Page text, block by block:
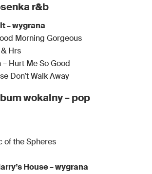
r&b
– wygrana
Morning Gorgeous
Hrs
Hurt Me So Good
Don’t Walk Away
wokalny – pop
of the Spheres
House – wygrana